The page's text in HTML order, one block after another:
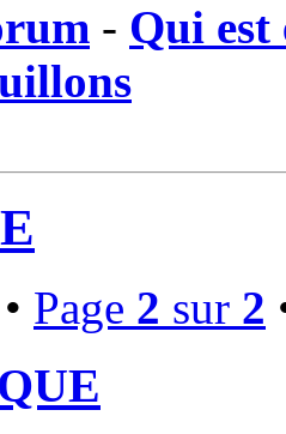
- Qui est
Page 2 sur 2